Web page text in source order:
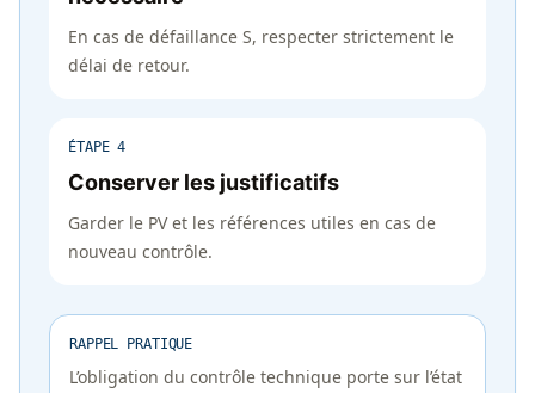
En cas de défaillance S, respecter strictement le
délai de retour.
ÉTAPE 4
Conserver les justificatifs
Garder le PV et les références utiles en cas de
nouveau contrôle.
RAPPEL PRATIQUE
L’obligation du contrôle technique porte sur l’état